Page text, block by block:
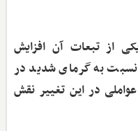
از تبعات آن افزایش
نسبت به گرمای شدید در
در این تغییر نقش